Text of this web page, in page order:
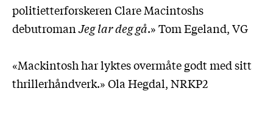
politietterforskeren Clare Macintoshs
debutromanJeg lar deg gå.» Tom Egeland, VG
«Mackintosh har lyktes overmåte godt med sitt
thrillerhåndverk.» Ola Hegdal, NRKP2